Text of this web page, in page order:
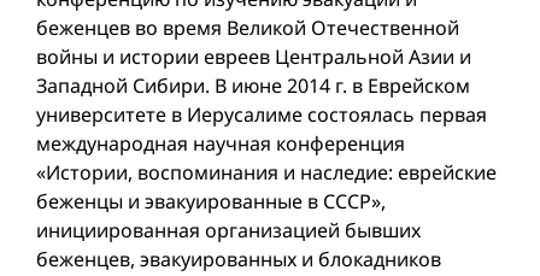
беженцев во время Великой Отечественной
войны и истории евреев Центральной Азии и
Западной Сибири. В июне 2014 г. в Еврейском
университете в Иерусалиме состоялась первая
международная научная конференция
«Истории, воспоминания и наследие: еврейские
беженцы и эвакуированные в СССР»,
инициированная организацией бывших
беженцев, эвакуированных и блокадников